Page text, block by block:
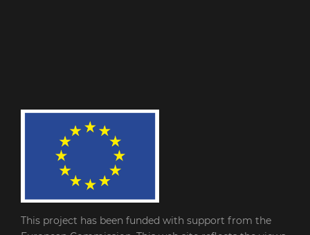
This project has been funded with support from the